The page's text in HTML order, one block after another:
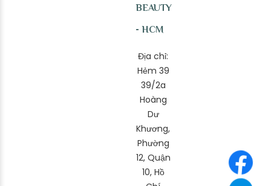
BEAUTY
- HCM
Địa chỉ:
Hẻm 39
39/2a
Hoàng
Dư
Khương,
Phường
12, Quận
10, Hồ